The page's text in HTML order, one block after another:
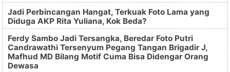
Jadi Perbincangan Hangat, Terkuak Foto Lama yang
Diduga AKP Rita Yuliana, Kok Beda?
Ferdy Sambo Jadi Tersangka, Beredar Foto Putri
Candrawathi Tersenyum Pegang Tangan Brigadir J,
Mafhud MD Bilang Motif Cuma Bisa Didengar Orang
Dewasa